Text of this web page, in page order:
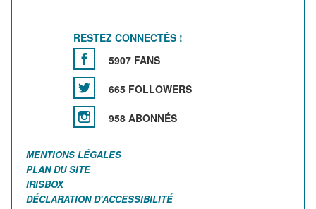
RESTEZ CONNECTÉS !
5907 FANS
665 FOLLOWERS
958 ABONNÉS
MENTIONS LÉGALES
PLAN DU SITE
IRISBOX
DÉCLARATION D'ACCESSIBILITÉ